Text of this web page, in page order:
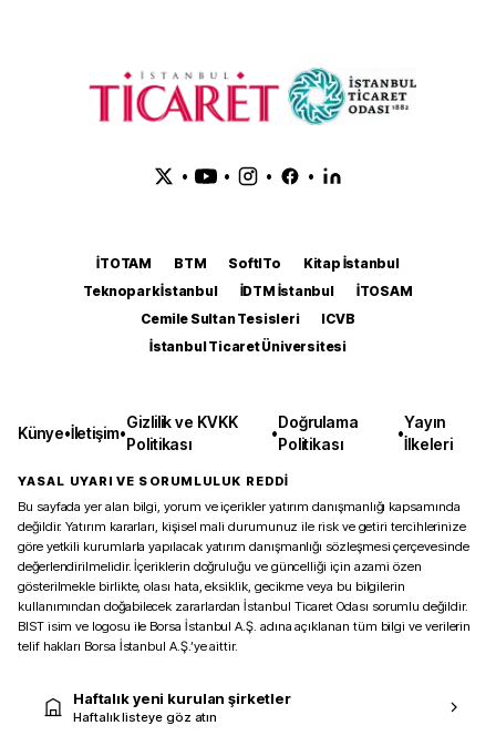
• • • •
İTOTAM BTM SoftITo
Kitap İstanbul
Teknopark İstanbul
İDTM İstanbul
İTOSAM
Cemile Sultan Tesisleri
ICVB
İstanbul Ticaret Üniversitesi
Künye•İletişim•
Gizlilik ve KVKK
Politikası
•
Doğrulama
Politikası
•
Yayın
İlkeleri
YASAL UYARI VE SORUMLULUK REDDİ
Bu sayfada yer alan bilgi, yorum ve içerikler yatırım danışmanlığı kapsamında
değildir. Yatırım kararları, kişisel mali durumunuz ile risk ve getiri tercihlerinize
göre yetkili kurumlarla yapılacak yatırım danışmanlığı sözleşmesi çerçevesinde
değerlendirilmelidir. İçeriklerin doğruluğu ve güncelliği için azami özen
gösterilmekle birlikte, olası hata, eksiklik, gecikme veya bu bilgilerin
kullanımından doğabilecek zararlardan İstanbul Ticaret Odası sorumlu değildir.
BIST isim ve logosu ile Borsa İstanbul A.Ş. adına açıklanan tüm bilgi ve verilerin
telif hakları Borsa İstanbul A.Ş.’ye aittir.
Haftalık yeni kurulan şirketler
Haftalık listeye göz atın